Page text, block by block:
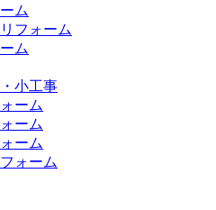
ム
フォーム
ム
小工事
ーム
ーム
ーム
ォーム